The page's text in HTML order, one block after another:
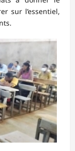
sur l’essentiel,